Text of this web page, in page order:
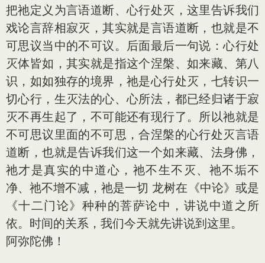
把祂定义为言语道断、心行处灭，这里告诉我们
戏论言辞相寂灭，其实就是言语道断，也就是不
可思议当中的不可议。后面最后一句说：心行处
灭体皆如，其实就是指这个涅槃、如来藏、第八
识，如如独存的境界，祂是心行处灭，七转识一
切心行，生灭法的心、心所法，都已经归诸于寂
灭不再生起了，不可能还有现行了。所以祂就是
不可思议里面的不可思，合涅槃的心行处灭言语
道断，也就是告诉我们这一个如来藏、法身佛，
祂才是真实的中道心，祂不生不灭、祂不垢不
净、祂不增不减，祂是一切 龙树在《中论》或是
《十二门论》种种的菩萨论中，讲说中道之所
依。时间的关系，我们今天就先讲说到这里。
阿弥陀佛！